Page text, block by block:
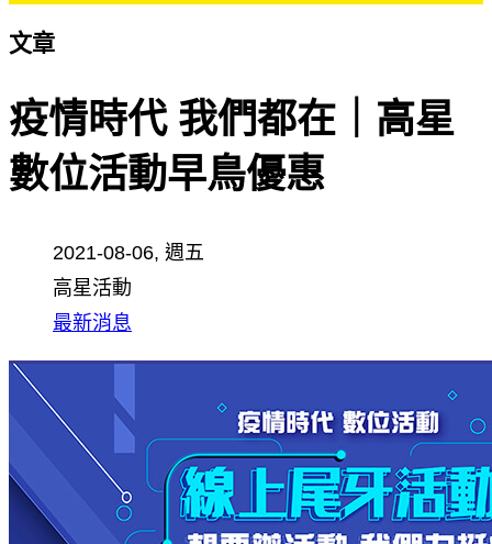
文章
疫情時代 我們都在｜高星
數位活動早鳥優惠
2021-08-06, 週五
高星活動
最新消息